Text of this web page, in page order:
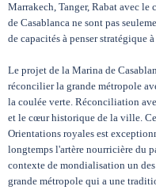
Marrakech, Tanger, Rabat avec
de Casablanca ne sont pas
de capacités à penser stratégique
Le projet de la Marina de
réconcilier la grande métropole
la coulée verte. Réconciliation
et le cœur historique de la ville.
Orientations royales est
longtemps l'artère nourricière du
contexte de mondialisation un
grande métropole qui a une